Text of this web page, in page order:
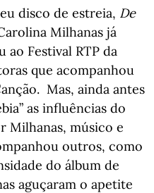
disco de estreia, De
Milhanas já
ao Festival RTP da
que acompanhou
Mas, ainda antes
as influências do
Milhanas, músico e
outros, como
do álbum de
aguçaram o apetite